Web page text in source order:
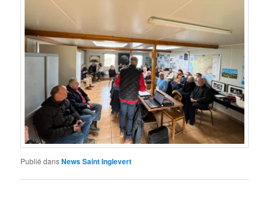
Publié dansNews Saint Inglevert